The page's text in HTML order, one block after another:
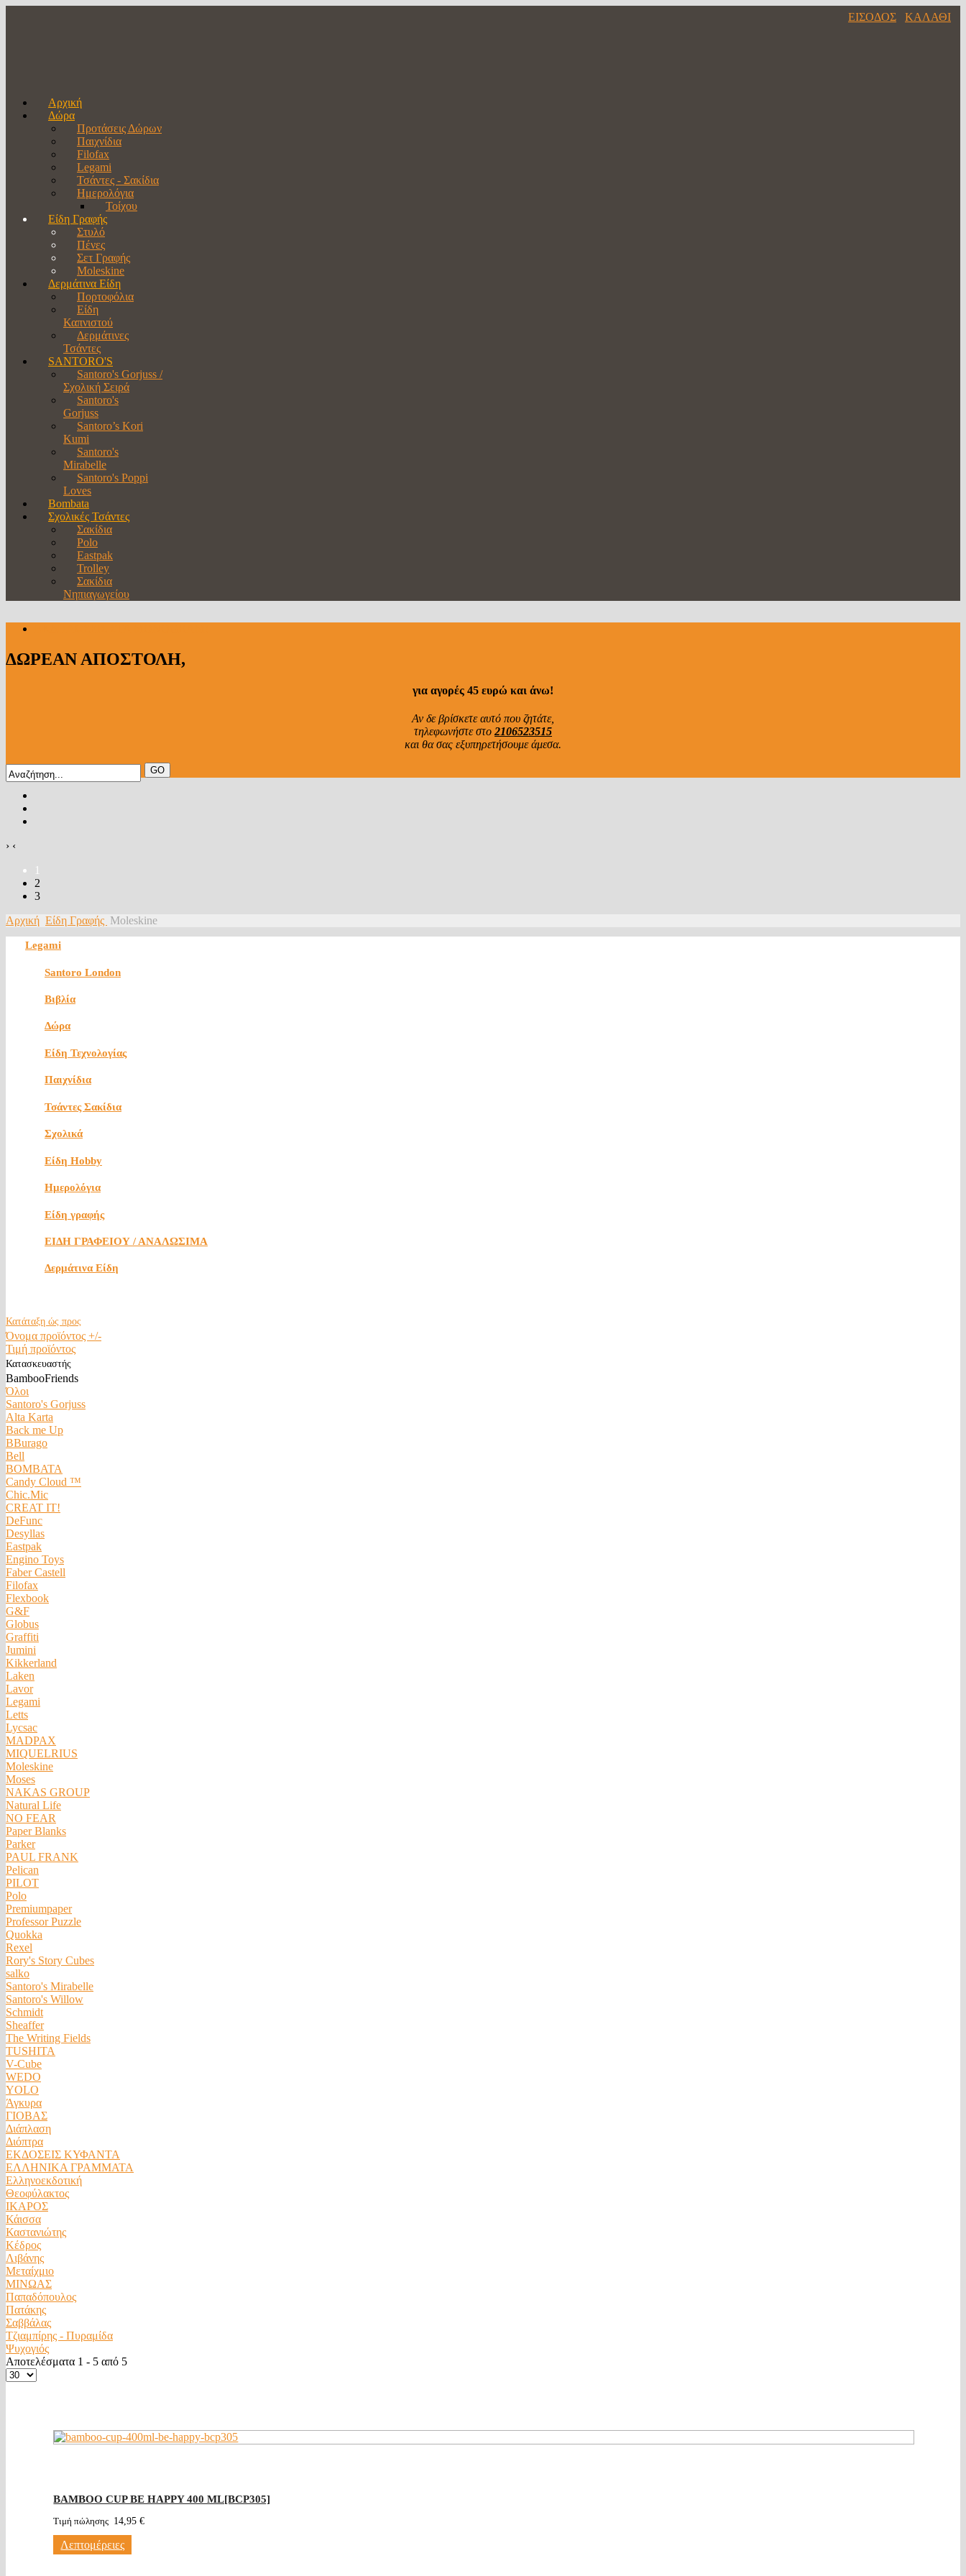
ΕΙΣΟΔΟΣ ΚΑΛΑΘΙ
Αρχική
Δώρα
Προτάσεις Δώρων
Παιχνίδια
Filofax
Legami
Τσάντες - Σακίδια
Ημερολόγια
Τοίχου
Είδη Γραφής
Στυλό
Πένες
Σετ Γραφής
Moleskine
Δερμάτινα Είδη
Πορτοφόλια
Είδη
Καπνιστού
Δερμάτινες
Τσάντες
SANTORO'S
Santoro's Gorjuss /
Σχολική Σειρά
Santoro's
Gorjuss
Santoro’s Kori
Kumi
Santoro's
Mirabelle
Santoro's Poppi
Loves
Bombata
Σχολικές Τσάντες
Σακίδια
Polo
Eastpak
Trolley
Σακίδια
Νηπιαγωγείου
ΔΩΡΕΑΝ ΑΠΟΣΤΟΛΗ,
για αγορές 45 ευρώ και άνω!
Αν δε βρίσκετε αυτό που ζητάτε,
τηλεφωνήστε στο2106523515
και θα σας εξυπηρετήσουμε άμεσα.
› ‹
1
2
3
Αρχική Είδη Γραφής Moleskine
Legami
Santoro London
Βιβλία
Δώρα
Είδη Τεχνολογίας
Παιχνίδια
Τσάντες Σακίδια
Σχολικά
Είδη Hobby
Ημερολόγια
Είδη γραφής
ΕΙΔΗ ΓΡΑΦΕΙΟΥ / ΑΝΑΛΩΣΙΜΑ
Δερμάτινα Είδη
Κατάταξη ώς προς
Όνομα προϊόντος +/-
Τιμή προϊόντος
Κατασκευαστής
BambooFriends
Όλοι
Santoro's Gorjuss
Alta Karta
Back me Up
BBurago
Bell
BOMBATA
Candy Cloud ™
Chic.Mic
CREAT IT!
DeFunc
Desyllas
Eastpak
Engino Toys
Faber Castell
Filofax
Flexbook
G&F
Globus
Graffiti
Jumini
Kikkerland
Laken
Lavor
Legami
Letts
Lycsac
MADPAX
MIQUELRIUS
Moleskine
Moses
NAKAS GROUP
Natural Life
NO FEAR
Paper Blanks
Parker
PAUL FRANK
Pelican
PILOT
Polo
Premiumpaper
Professor Puzzle
Quokka
Rexel
Rory's Story Cubes
salko
Santoro's Mirabelle
Santoro's Willow
Schmidt
Sheaffer
The Writing Fields
TUSHITA
V-Cube
WEDO
YOLO
Άγκυρα
ΓΙΟΒΑΣ
Διάπλαση
Διόπτρα
ΕΚΔΟΣΕΙΣ ΚΥΦΑΝΤΑ
ΕΛΛΗΝΙΚΑ ΓΡΑΜΜΑΤΑ
Ελληνοεκδοτική
Θεοφύλακτος
ΙΚΑΡΟΣ
Κάισσα
Καστανιώτης
Κέδρος
Λιβάνης
Μεταίχμιο
ΜΙΝΩΑΣ
Παπαδόπουλος
Πατάκης
Σαββάλας
Τζιαμπίρης - Πυραμίδα
Ψυχογιός
Αποτελέσματα 1 - 5 από 5
BAMBOO CUP BE HAPPY 400 ML[BCP305]
Τιμή πώλησης 14,95 €
Λεπτομέρειες